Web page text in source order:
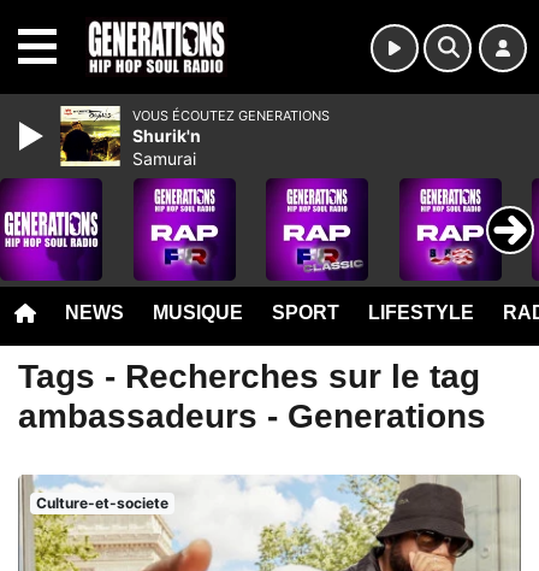
NEWS MUSIQUE SPORT LIFESTYLE
Tags - Recherches sur le tag
ambassadeurs - Generations
Culture-et-societe
VOUS ÉCOUTEZ GENERATIONS
Shurik'n
Samurai